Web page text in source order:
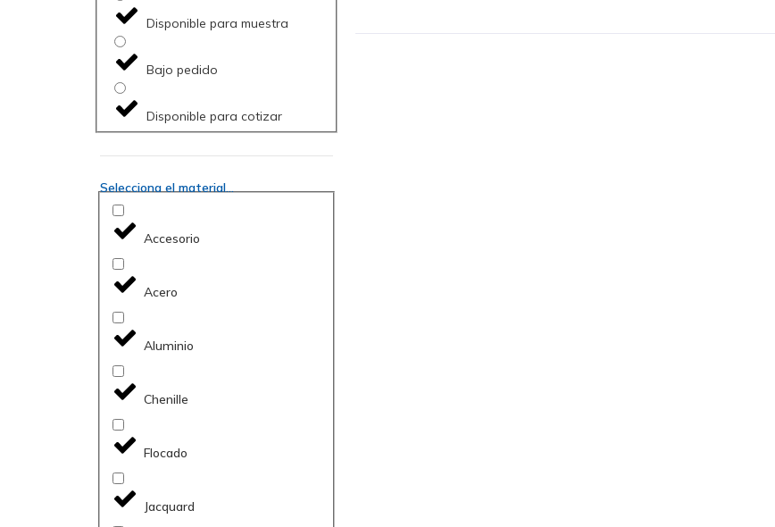
Disponible para muestra
Bajo pedido
Disponible para cotizar
Selecciona el material...
Accesorio
Acero
Aluminio
Chenille
Flocado
Jacquard